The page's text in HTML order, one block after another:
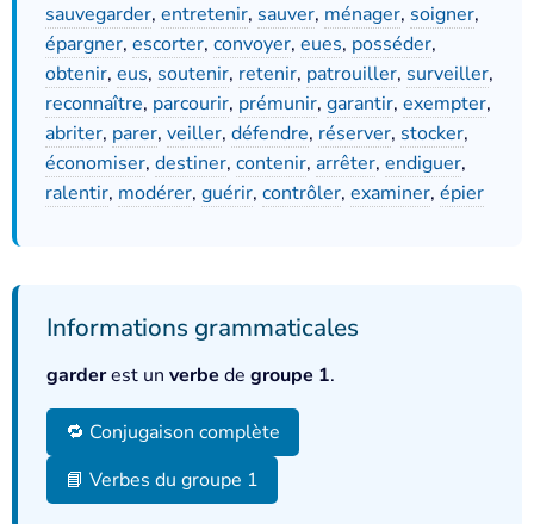
sauvegarder, entretenir, sauver, ménager, soigner,
épargner, escorter, convoyer, eues, posséder,
obtenir, eus, soutenir, retenir, patrouiller, surveiller,
reconnaître, parcourir, prémunir, garantir, exempter,
abriter, parer, veiller, défendre, réserver, stocker,
économiser, destiner, contenir, arrêter, endiguer,
ralentir, modérer, guérir, contrôler, examiner, épier
Informations grammaticales
garderest un verbe de groupe 1.
🔁 Conjugaison complète
📘 Verbes du groupe 1